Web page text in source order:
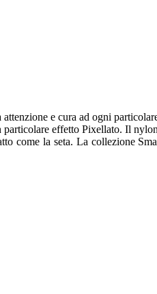
e cura ad ogni
effetto Pixellato. Il
come la seta. La collezione